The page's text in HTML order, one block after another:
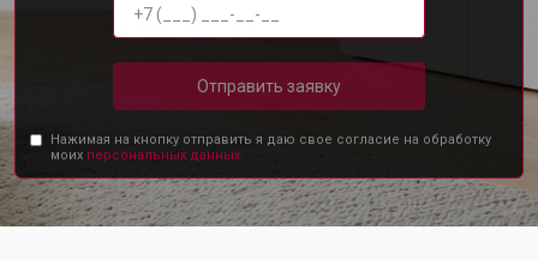
Отправить заявку
Нажимая на кнопку отправить я даю свое согласие на обработку
моих персональных данных.